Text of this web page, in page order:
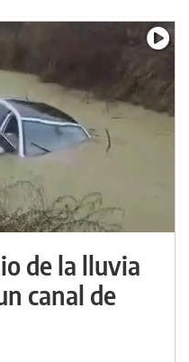
de la lluvia
canal de